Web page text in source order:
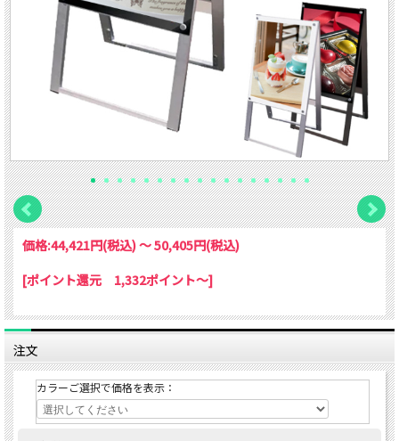
価格:44,421円(税込)～50,405円(税込)
[ポイント還元 1,332ポイント～]
注文
カラーご選択で価格を表示：